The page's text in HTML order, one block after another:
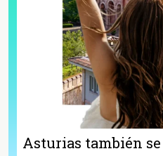
Asturias también